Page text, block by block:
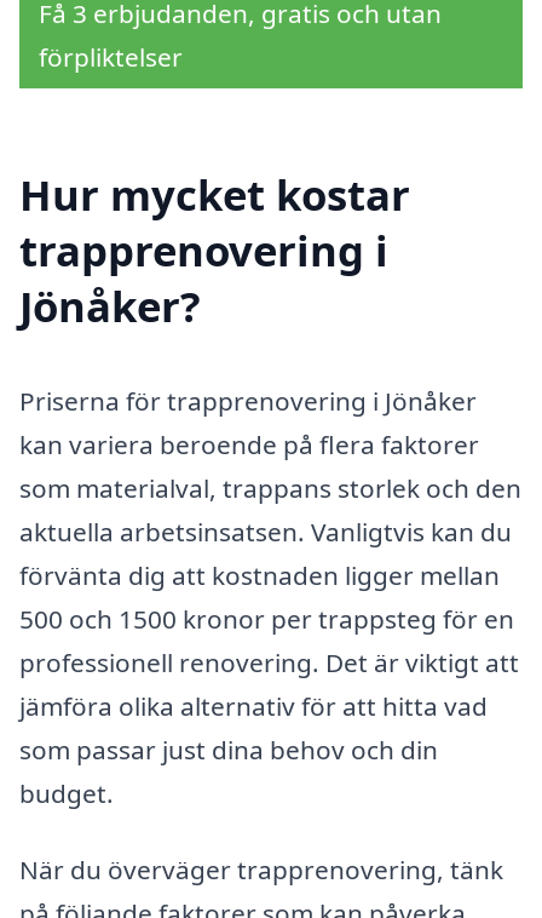
Få 3 erbjudanden, gratis och utan
förpliktelser
Hur mycket kostar
trapprenovering i
Jönåker?
Priserna för trapprenovering i Jönåker
kan variera beroende på flera faktorer
som materialval, trappans storlek och den
aktuella arbetsinsatsen. Vanligtvis kan du
förvänta dig att kostnaden ligger mellan
500 och 1500 kronor per trappsteg för en
professionell renovering. Det är viktigt att
jämföra olika alternativ för att hitta vad
som passar just dina behov och din
budget.
När du överväger trapprenovering, tänk